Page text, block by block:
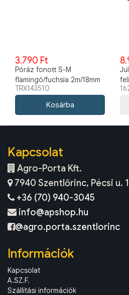
3.790 Ft
Póráz fonott S-M
flamingó/fuchsia 2m/18mm
TRX143510
TRX143510
Kapcsolat
Agro-Porta Kft.
7940 Szentlőrinc, Pécsi u.
+36 (70) 940-3045
info@apshop.hu
@agro.porta.szentlorinc
Információk
Kapcsolat
A.SZ.F.
Szállítási információk